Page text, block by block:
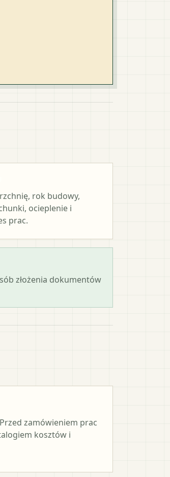
rok budowy,
ocieplenie i
prac.
złożenia dokumentów
zamówieniem prac
kosztów i